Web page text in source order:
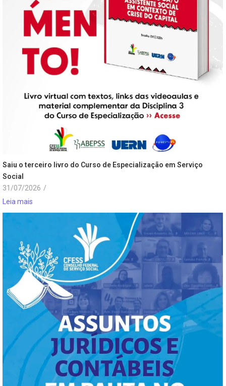
Saiu o terceiro livro do Curso de Especialização em Serviço
Social
31/07/2026 /
Leia mais